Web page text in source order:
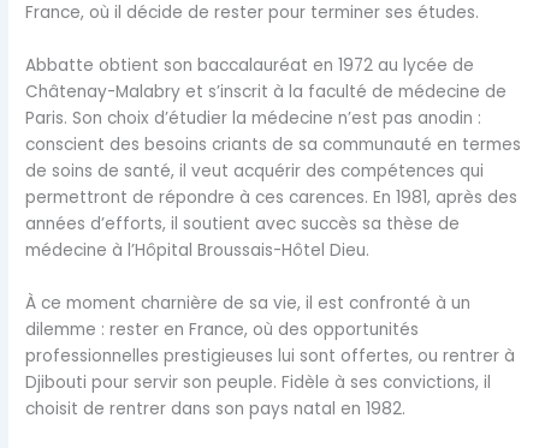
France, où il décide de rester pour terminer ses études.
Abbatte obtient son baccalauréat en 1972 au lycée de
Châtenay-Malabry et s’inscrit à la faculté de médecine de
Paris. Son choix d’étudier la médecine n’est pas anodin :
conscient des besoins criants de sa communauté en termes
de soins de santé, il veut acquérir des compétences qui
permettront de répondre à ces carences. En 1981, après des
années d’efforts, il soutient avec succès sa thèse de
médecine à l’Hôpital Broussais-Hôtel Dieu.
À ce moment charnière de sa vie, il est confronté à un
dilemme : rester en France, où des opportunités
professionnelles prestigieuses lui sont offertes, ou rentrer à
Djibouti pour servir son peuple. Fidèle à ses convictions, il
choisit de rentrer dans son pays natal en 1982.